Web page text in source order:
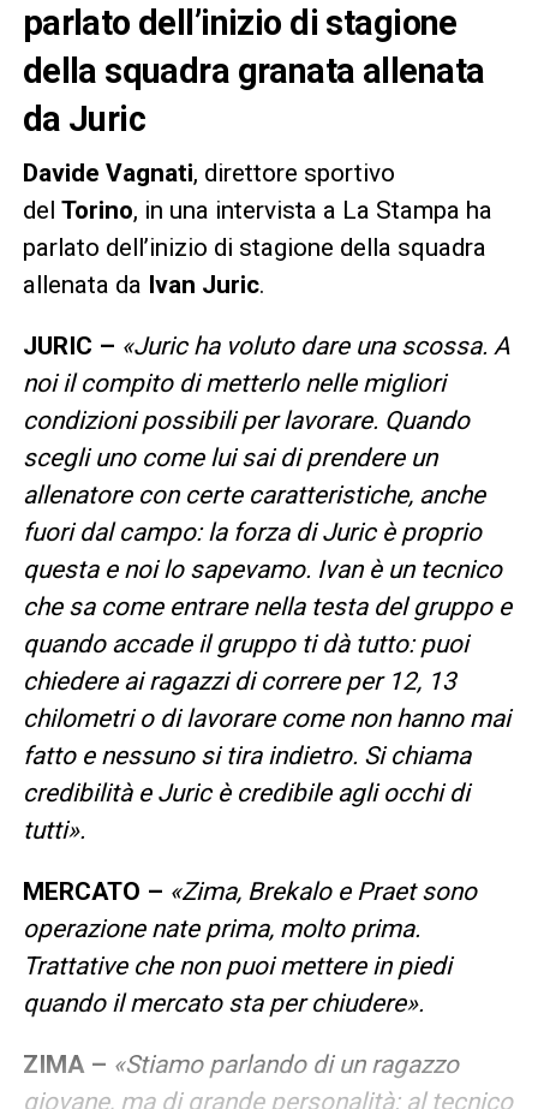
parlato dell’inizio di stagione
della squadra granata allenata
da Juric
Davide Vagnati, direttore sportivo
del Torino, in una intervista a La Stampa ha
parlato dell’inizio di stagione della squadra
allenata da Ivan Juric.
JURIC – «Juric ha voluto dare una scossa. A
noi il compito di metterlo nelle migliori
condizioni possibili per lavorare. Quando
scegli uno come lui sai di prendere un
allenatore con certe caratteristiche, anche
fuori dal campo: la forza di Juric è proprio
questa e noi lo sapevamo. Ivan è un tecnico
che sa come entrare nella testa del gruppo e
quando accade il gruppo ti dà tutto: puoi
chiedere ai ragazzi di correre per 12, 13
chilometri o di lavorare come non hanno mai
fatto e nessuno si tira indietro. Si chiama
credibilità e Juric è credibile agli occhi di
tutti».
MERCATO – «Zima, Brekalo e Praet sono
operazione nate prima, molto prima.
Trattative che non puoi mettere in piedi
quando il mercato sta per chiudere».
ZIMA – «Stiamo parlando di un ragazzo
giovane, ma di grande personalità: al tecnico